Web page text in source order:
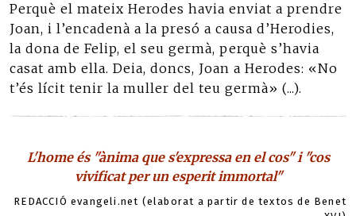
Perquè el mateix Herodes havia enviat a prendre
Joan, i l’encadenà a la presó a causa d’Herodies,
la dona de Felip, el seu germà, perquè s’havia
casat amb ella. Deia, doncs, Joan a Herodes: «No
t’és lícit tenir la muller del teu germà» (...).
L'home és "ànima que s'expressa en el cos" i "cos
vivificat per un esperit immortal"
REDACCIÓ evangeli.net (elaborat a partir de textos de Benet